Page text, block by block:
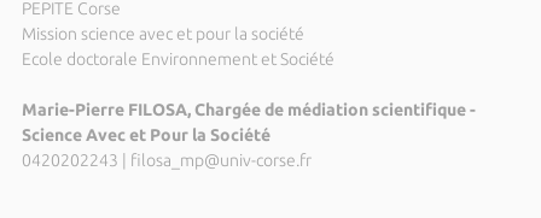
PEPITE Corse
Mission science avec et pour la société
Ecole doctorale Environnement et Société
Marie-Pierre FILOSA, Chargée de médiation scientifique -
Science Avec et Pour la Société
0420202243
filosa_mp@univ-corse.fr